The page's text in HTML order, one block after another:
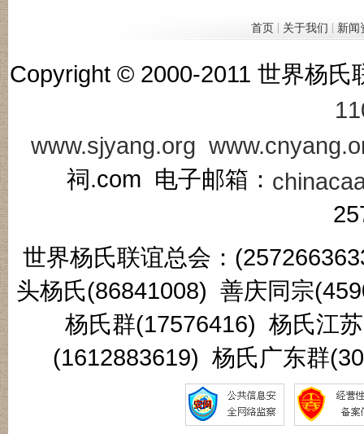
首页| 关于我们 新闻
Copyright © 2000-2011 世界杨
www.sjyang.org
祠.com 电子邮箱：
世界杨氏联谊总会：
头杨氏(86841008) 善庆同宗
杨氏群(17576416) 杨氏江
(1612883619) 杨氏广东群